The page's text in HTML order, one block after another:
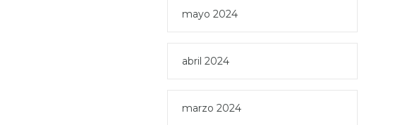
mayo 2024
abril 2024
marzo 2024